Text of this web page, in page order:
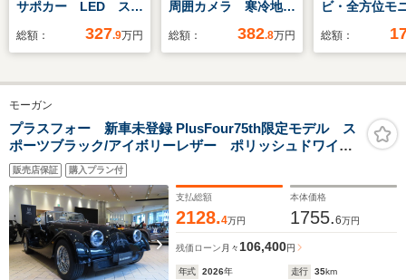
サポカー LED スマ
総額： 327.9万円
周囲カメラ 寒冷地仕
様 衝突被害軽減シス
ート 前席シートエア
コーナーセンサー ス
マートキー LEDヘッ
総額： 382.8万円
ビ・全方位モ
前・室内ドラ
総額：
モーガン
プラスフォー 新車未登録 PlusFour75th限定モデル ス
ポーツブラック/アイボリーレザー ポリッシュドワイヤ
ーホイール(5本) 刺繍入りヘッドレスト エアコンディ
ショニング ストーンガードブラック
販売店保証 購入プラン付
支払総額
2128.4万円
本体価格
1755.6万円
残価ローン 月々 106,400円
年式 2026年 走行 35km